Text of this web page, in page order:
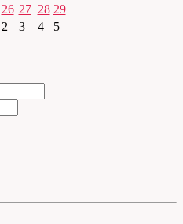
26 27 28 29
2 3 4 5